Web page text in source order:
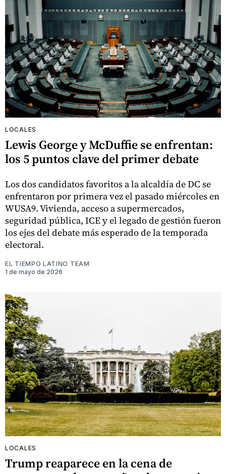
LOCALES
Lewis George y McDuffie se enfrentan:
los 5 puntos clave del primer debate
Los dos candidatos favoritos a la alcaldía de DC se
enfrentaron por primera vez el pasado miércoles en
WUSA9. Vivienda, acceso a supermercados,
seguridad pública, ICE y el legado de gestión fueron
los ejes del debate más esperado de la temporada
electoral.
EL TIEMPO LATINO TEAM
1 de mayo de 2026
LOCALES
Trump reaparece en la cena de